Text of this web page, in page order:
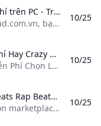
TOP game hay trò chơi miễn phí trên PC - Trang 1000 - Download.com.vn Tải game miễn phí tại Download.com.vn bạn sẽ được đắm mình trong nhiều thể loại game hay game HOT mới nhất cập nhật game 24h mới nhất trang 1000.
Tải game miễn phí tại Download.com.vn, bạn sẽ được đắm mình trong nhiều thể loại game hay, game HOT mới nhất, cập nhật game 24h mới nhất trang 1000. Game Hàn Quốc 5 trái tim chung một mái nhàGame hẹn hò kinh dị với Họa Sĩ Đẫm MáuGame kinh dị Việt NamBản remake nóng hổi của Sonic GenerationsBom tấn đua xe chiến đấu bùng nổTool hỗ trợ chơi Valorant, Liên Minh Huyền Thoại, Đấu Trường Chân LýGame chiến thuật vua hải tặcGame phiêu lưu, nhập vai nhàn rỗiGame bắn súng FPS trên PCGame siêu trộm trong thế giới pixel 2.
10/25
Trò Chơi 1000 Trò Chơi Miễn Phí Hay Crazy Games Các Trò Chơi 1000 Trò Chơi Miễn Phí Chọn Lọc 2024 Game 1000 Trò Chơi Hay Nhất tại Crazy Games VN. TOP Trò Chơi 1000 Trò ChơiMiễn Phí Không Cần Tải Cho Mobile PC Tablet.
Các Trò Chơi 1000 Trò Chơi Miễn Phí Chọn Lọc 2024, Game 1000 Trò Chơi Hay Nhất tại Crazy Games VN. TOP Trò Chơi 1000 Trò ChơiMiễn Phí Không Cần Tải Cho Mobile, PC, Tablet.
10/25
Buy Beats Online Download Beats Rap Beats For Sale Instrumentals For Sale BeatStars is a digital production marketplace that allows music producers to license and sell beats and give away free beats. Recording artists and songwriters can download beats and distribute their beats. worldwide.
BeatStars is a digital production marketplace that allows music producers to license and sell beats and give away free beats. Recording artists and songwriters can download beats and distribute their beats. worldwide.
10/25